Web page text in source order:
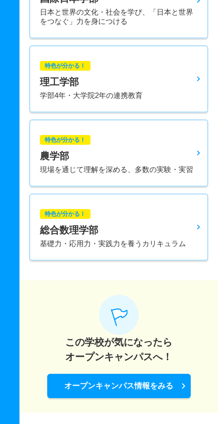
日本と世界の文化・社会を学び、「日本と世界
をつなぐ」力を身につける
特色が分かる！
理工学部
学部4年・大学院2年の連携教育
特色が分かる！
農学部
現場を通じて理解を深める、多数の実験・実習
特色が分かる！
総合数理学部
基礎力・応用力・実践力を養うカリキュラム
この学校が気になったら
オープンキャンパスへ！
オープンキャンパス情報をみる